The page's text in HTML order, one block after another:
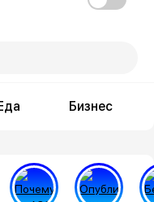
Бизнес